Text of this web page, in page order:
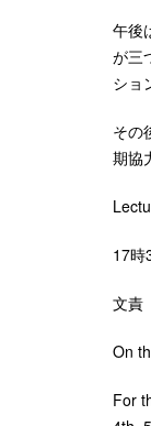
午後
が三
ショ
その
期協
17時
文
On
For